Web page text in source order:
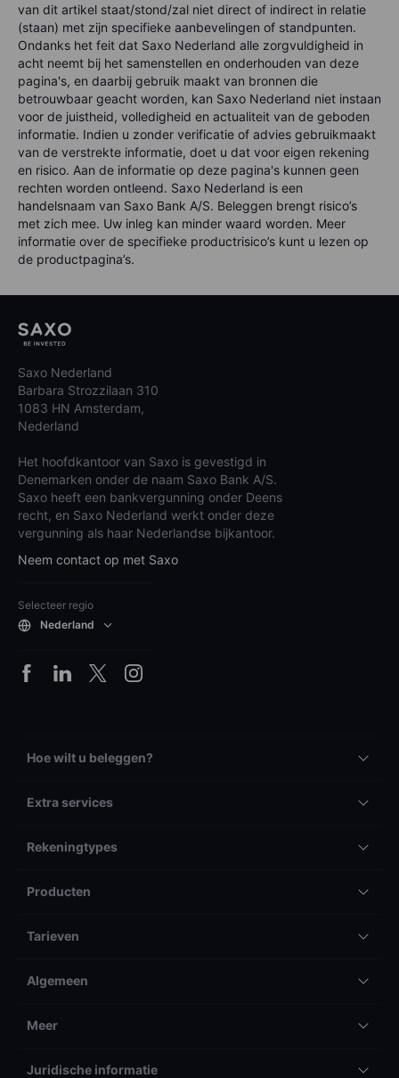
van dit artikel staat/stond/zal niet direct of indirect in relatie
(staan) met zijn specifieke aanbevelingen of standpunten.
Ondanks het feit dat Saxo Nederland alle zorgvuldigheid in
acht neemt bij het samenstellen en onderhouden van deze
pagina's, en daarbij gebruik maakt van bronnen die
betrouwbaar geacht worden, kan Saxo Nederland niet instaan
voor de juistheid, volledigheid en actualiteit van de geboden
informatie. Indien u zonder verificatie of advies gebruikmaakt
van de verstrekte informatie, doet u dat voor eigen rekening
en risico. Aan de informatie op deze pagina's kunnen geen
rechten worden ontleend. Saxo Nederland is een
handelsnaam van Saxo Bank A/S. Beleggen brengt risico’s
met zich mee. Uw inleg kan minder waard worden. Meer
informatie over de specifieke productrisico’s kunt u lezen op
de productpagina’s.
Saxo Nederland
Barbara Strozzilaan 310
1083 HN Amsterdam,
Nederland
Het hoofdkantoor van Saxo is gevestigd in
Denemarken onder de naam Saxo Bank A/S.
Saxo heeft een bankvergunning onder Deens
recht, en Saxo Nederland werkt onder deze
vergunning als haar Nederlandse bijkantoor.
Neem contact op met Saxo
Selecteer regio
Nederland
Hoe wilt u beleggen?
Extra services
Rekeningtypes
Producten
Tarieven
Algemeen
Meer
Juridische informatie